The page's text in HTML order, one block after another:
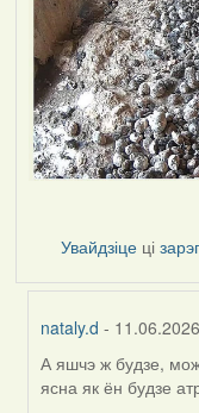
Увайдзіце ці
nataly.d -
In
reply
А яшчэ ж будзе,
ясна як ён будзе